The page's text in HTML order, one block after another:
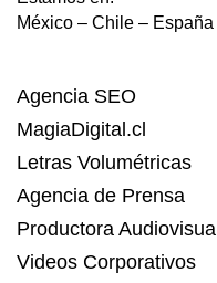
México – Chile – España
Agencia SEO
MagiaDigital.cl
Letras Volumétricas
Agencia de Prensa
Productora Audiovisual
Videos Corporativos